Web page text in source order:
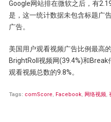
Google网站排在微软之后，有
是，这一统计数据未包含标题广
广告。
美国用户观看视频广告比例最高
BrightRoll视频网(39.4%)和
观看视频总数的9.8%。
Tags: comScore, Facebook, 网络视频,